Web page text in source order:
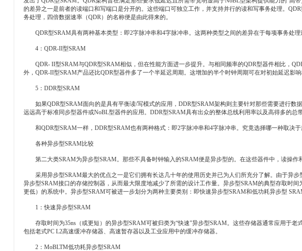
的差异之一是前者的读端口和写端口是分开的。这些端口可独立工作，并支持并行的读和写事务处理。
务处理，四倍数据速率（QDR）的名称便是由此得来的。
QDR型SRAM具有两种基本类型：即2字脉冲串和4字脉冲串。这两种类型之间的差异在于每项事务处理
4：QDR-II型SRAM
QDR- II型SRAM与QDR型SRAM相似，但在性能方面进一步提升。与相同频率的QDR型器件相比，
外，QDR-II型SRAM产品还比QDR型器件多了一个半延迟周期。这增加的半个时钟周期可在对初始延迟影
5：DDR型SRAM
如果QDR型SRAM面向的是具有平衡读/写模式的应用，DDR型SRAM架构则主要针对那些需要进行数
远远高于标准同步型器件或NoBL型器件的应用。DDR型SRAM具有出众的整体总线利用率以及高得多的总
和QDR型SRAM一样，DDR型SRAM也有两种格式：即2字脉冲串和4字脉冲串。究竟选择哪一种取决于
各种异步型SRAM比较
第二大类SRAM为异步型SRAM。那些不具备时钟输入的SRAM便是异步型的。在这些器件中，读操作
采用异步型SRAM最大的优点之一是它们拥有长达几十年的使用历史并已为人们所充分了解。由于异步
异步型SRAM接口的存储控制器，从而最大限度地减少了所需的设计工作量。异步型SRAM的典型存取时
更低）的系统中。异步型SRAM可被进一步划分为两种主要类别：即快速异步型SRAM和低功耗异步型
1：快速异步型SRAM
存取时间为35ns（或更短）的异步型SRAM可被归类为“快速”异步型SRAM。这些存储器通常应用于老
包括老式PC L2高速缓冲存储器、高速暂存器以及工业应用中的缓冲存储器。
2：MoBLTM低功耗异步型SRAM